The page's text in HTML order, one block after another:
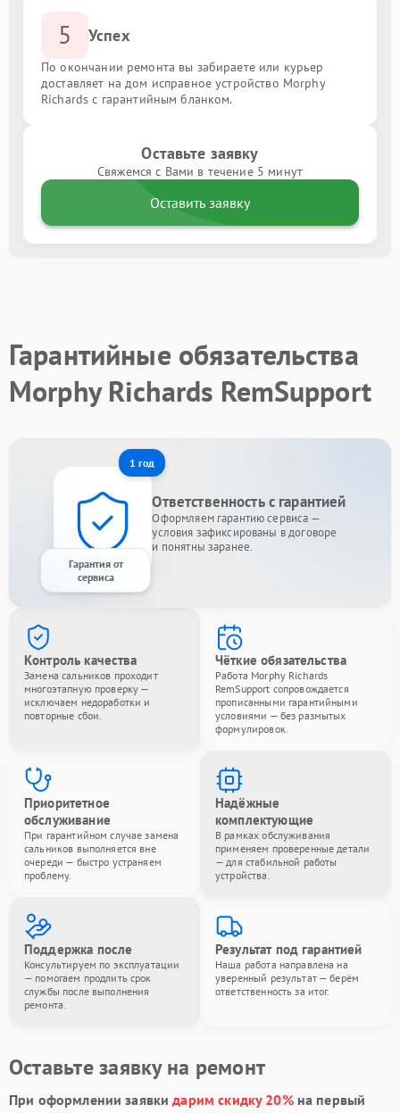
5 Успех
По окончании ремонта вы забираете или курьер
доставляет на дом исправное устройство Morphy
Richards с гарантийным бланком.
Оставьте заявку
Свяжемся с Вами в течение 5 минут
Оставить заявку
Гарантийные обязательства
Morphy Richards RemSupport
1 год
Гарантия от
сервиса
Ответственность с гарантией
Оформляем гарантию сервиса —
условия зафиксированы в договоре
и понятны заранее.
Контроль качества
Замена сальников проходит
многоэтапную проверку —
исключаем недоработки и
повторные сбои.
Чёткие обязательства
Работа Morphy Richards
RemSupport сопровождается
прописанными гарантийными
условиями — без размытых
формулировок.
Приоритетное
обслуживание
При гарантийном случае замена
сальников выполняется вне
очереди — быстро устраняем
проблему.
Надёжные
комплектующие
В рамках обслуживания
применяем проверенные детали
— для стабильной работы
устройства.
Поддержка после
Консультируем по эксплуатации
— помогаем продлить срок
службы после выполнения
ремонта.
Результат под гарантией
Наша работа направлена на
уверенный результат — берём
ответственность за итог.
Оставьте заявку на ремонт
При оформлении заявкидарим скидку 20%на первый